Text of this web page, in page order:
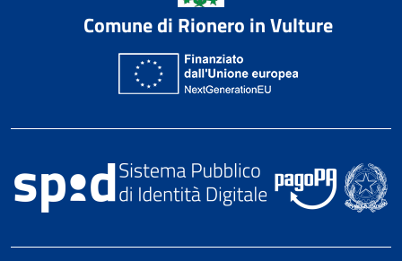
Comune di Rionero in Vulture